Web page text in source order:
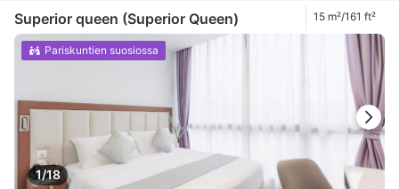
Superior queen (Superior Queen) 15 m²/161 ft²
1/18
Pariskuntien suosiossa